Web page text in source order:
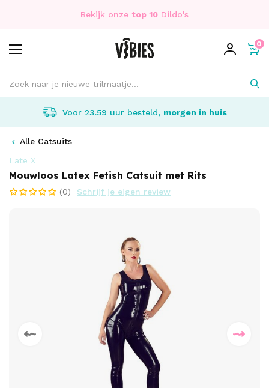
Bekijk onze top 10 Dildo's
0
Voor 23.59 uur besteld, morgen in huis
Alle Catsuits
Late X
Mouwloos Latex Fetish Catsuit met Rits
(0) Schrijf je eigen review